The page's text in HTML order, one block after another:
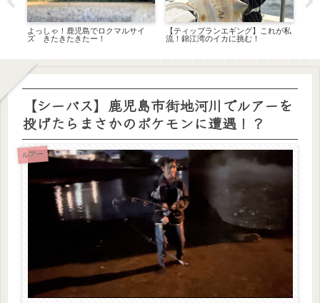
よっしゃ！鹿児島でロクマルサイ
ズ きたきたきたー！
【ティップランエギング】これが私
流！錦江湾のイカに挑む！
【シーバス】鹿児島市街地河川でルアーを
投げたらまさかのポケモンに遭遇！？
ルアー